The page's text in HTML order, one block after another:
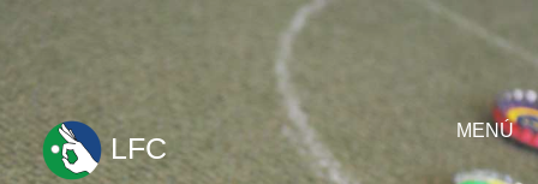
MENÚ
ir
LFC